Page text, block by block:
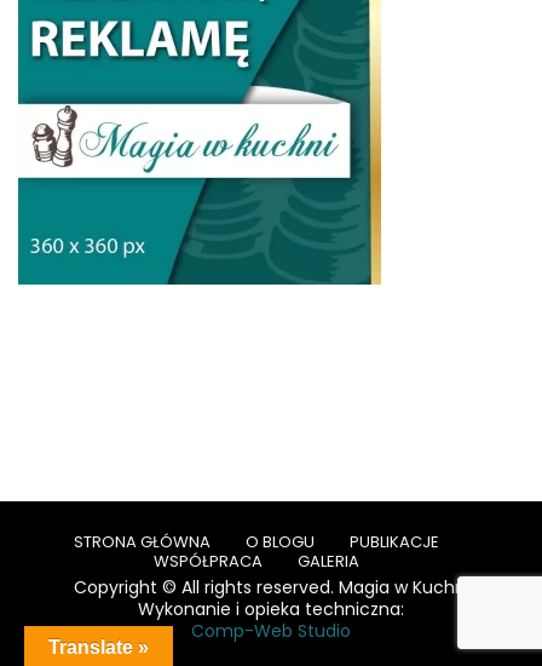
STRONA GŁÓWNA O BLOGU
PUBLIKACJE
WSPÓŁPRACA
GALERIA
Copyright © All rights reserved. Magia w Kuchni
Wykonanie i opieka techniczna:
Comp-Web Studio
Translate »